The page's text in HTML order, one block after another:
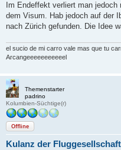
Im Endeffekt verliert man
dem Visum. Hab jedoch auf der
nach Zürich gefunden. Die Idee
el sucio de mi carro vale mas que tu
Arcangeeeeeeeeeeel
Themenstarter
padrino
Kolumbien-Süchtige(r)
Offline
Kulanz der